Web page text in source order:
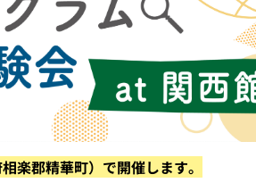
楽郡精華町）で開催します。